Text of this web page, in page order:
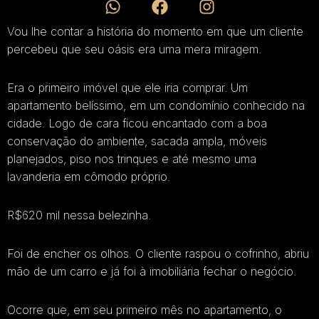
Vou lhe contar a história do momento em que um cliente
percebeu que seu oásis era uma mera miragem.
Era o primeiro imóvel que ele iria comprar. Um
apartamento belíssimo, em um condomínio conhecido na
cidade. Logo de cara ficou encantado com a boa
conservação do ambiente, sacada ampla, móveis
planejados, piso nos trinques e até mesmo uma
lavanderia em cômodo próprio.
R$620 mil nessa belezinha.
Foi de encher os olhos. O cliente raspou o cofrinho, abriu
mão de um carro e já foi à imobiliária fechar o negócio.
Ocorre que, em seu primeiro mês no apartamento, o